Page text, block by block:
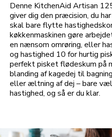
Denne KitchenAid Artisan
giver dig den præcision, du
skal bare flytte
køkkenmaskinen gøre
en nænsom omrøring, eller
og hastighed 10 for hurtig
perfekt pisket flødeskum på
blanding af kagedej til
eller æltning af dej – bare
hastighed, og så er du klar.